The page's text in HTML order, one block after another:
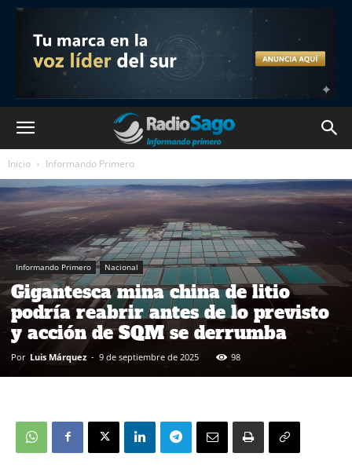
Inicio Informando Primero
Informando Primero Nacional
Gigantesca mina china de litio
podría reabrir antes de lo previsto
y acción de SQM se derrumba
Por Luis Márquez - 9 de septiembre de 2025 98